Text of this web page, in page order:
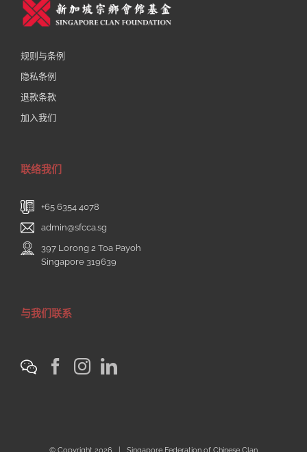
规则与条例
隐私条例
退款条款
加入我们
联络我们
+65 6354 4078
admin@sfcca.sg
397 Lorong 2 Toa Payoh
Singapore 319639
与我们联系
© Copyright 2026 | Singapore Federation of Chinese Clan